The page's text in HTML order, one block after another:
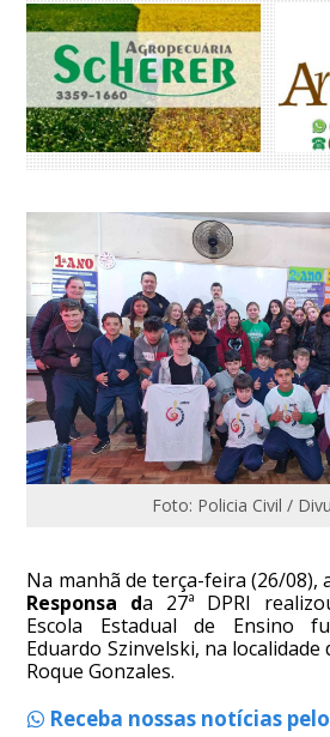
Foto: Policia Civil /
Na manhã de terça-feira (26/08),
Responsa da 27ª DPRI
Escola Estadual de Ensino
Eduardo Szinvelski, na localidade
Roque Gonzales.
Receba nossas notícias